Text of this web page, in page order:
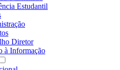
Estudantil
Diretor
à Informação